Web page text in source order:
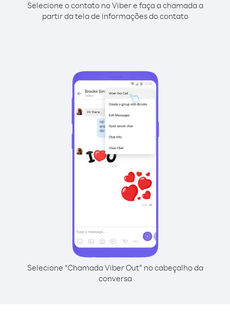
Selecione o contato no Viber e faça a chamada a
partir da tela de informações do contato
Selecione “Chamada Viber Out” no cabeçalho da
conversa